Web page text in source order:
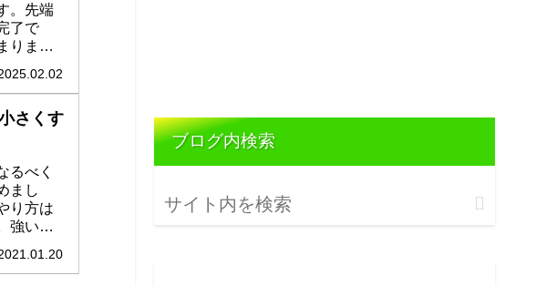
。先端
了で
りま
時に見
さくす
るべく
まし
り方は
強い枝
ブログ内検索